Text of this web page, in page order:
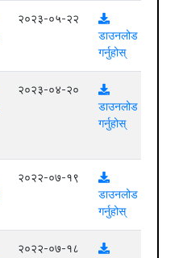
२०२३-०५-२२
डाउनलोड
गर्नुहोस्
२०२३-०४-२०
डाउनलोड
गर्नुहोस्
२०२२-०७-१९
डाउनलोड
गर्नुहोस्
२०२२-०७-१८